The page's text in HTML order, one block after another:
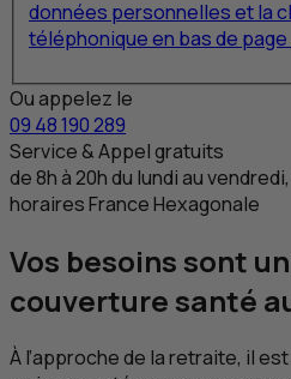
données personnelles et la
téléphonique en bas de page
Ou appelez le
09 48 190 289
Service & Appel gratuits
de 8hà 20hdu lundi au
horaires France Hexagonale
Vos besoins sont
couverture santé
À l’approche de la retraite, il